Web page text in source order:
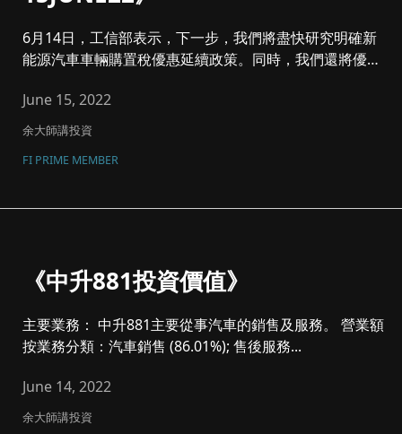
6月14日，工信部表示，下一步，我們將盡快研究明確新
能源汽車車輛購置稅優惠延續政策。同時，我們還將優
June 15, 2022
余大師講投資
FI PRIME MEMBER
《中升881投資價值》
主要業務： 中升881主要從事汽車的銷售及服務。 營業額
按業務分類：汽車銷售 (86.01%); 售後服務...
June 14, 2022
余大師講投資